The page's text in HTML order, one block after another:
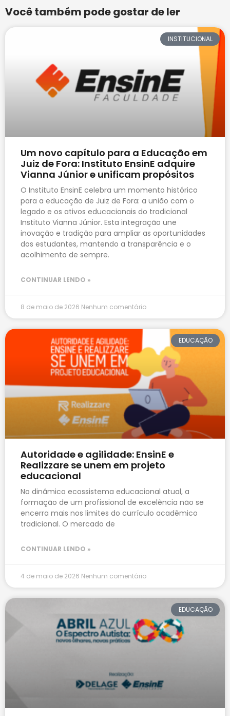
Você também pode gostar de ler
INSTITUCIONAL
Um novo capítulo para a Educação em
Juiz de Fora: Instituto EnsinE adquire
Vianna Júnior e unificam propósitos
O Instituto EnsinE celebra um momento histórico
para a educação de Juiz de Fora: a união com o
legado e os ativos educacionais do tradicional
Instituto Vianna Júnior. Esta integração une
inovação e tradição para ampliar as oportunidades
dos estudantes, mantendo a transparência e o
acolhimento de sempre.
CONTINUAR LENDO »
8 de maio de 2026 Nenhum comentário
EDUCAÇÃO
Autoridade e agilidade: EnsinE e
Realizzare se unem em projeto
educacional
No dinâmico ecossistema educacional atual, a
formação de um profissional de excelência não se
encerra mais nos limites do currículo acadêmico
tradicional. O mercado de
CONTINUAR LENDO »
4 de maio de 2026 Nenhum comentário
EDUCAÇÃO